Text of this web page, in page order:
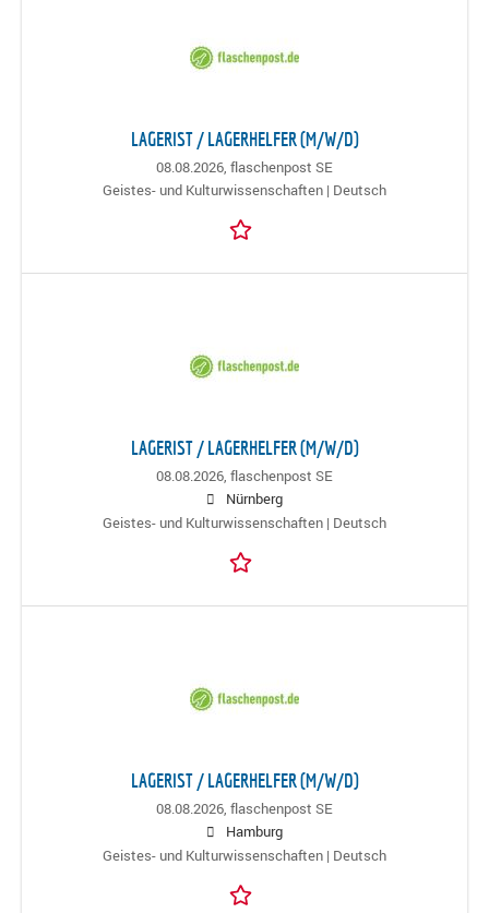
LAGERIST / LAGERHELFER (M/W/D)
08.08.2026, flaschenpost SE
Geistes- und Kulturwissenschaften | Deutsch
LAGERIST / LAGERHELFER (M/W/D)
08.08.2026, flaschenpost SE
Nürnberg
Geistes- und Kulturwissenschaften | Deutsch
LAGERIST / LAGERHELFER (M/W/D)
08.08.2026, flaschenpost SE
Hamburg
Geistes- und Kulturwissenschaften | Deutsch